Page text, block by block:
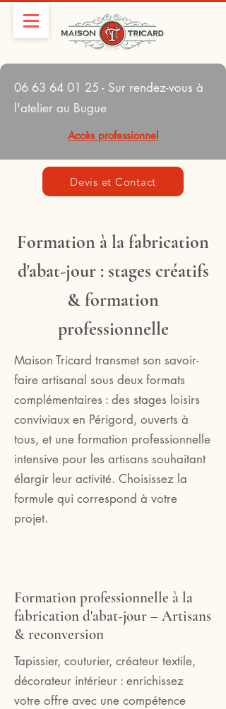
06 63 64 01 25 - Sur rendez-vous à
l'atelier au Bugue
Accès professionnel
Devis et Contact
Formation à la fabrication
d'abat-jour : stages créatifs
& formation
professionnelle
Maison Tricard transmet son savoir-
faire artisanal sous deux formats
complémentaires : des stages loisirs
conviviaux en Périgord, ouverts à
tous, et une formation professionnelle
intensive pour les artisans souhaitant
élargir leur activité. Choisissez la
formule qui correspond à votre
projet.
Formation professionnelle à la
fabrication d'abat-jour – Artisans
& reconversion
Tapissier, couturier, créateur textile,
décorateur intérieur : enrichissez
votre offre avec une compétence